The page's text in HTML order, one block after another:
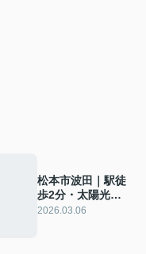
松本市波田｜駅徒
歩2分・太陽光発
電搭載の築浅
2026.03.06